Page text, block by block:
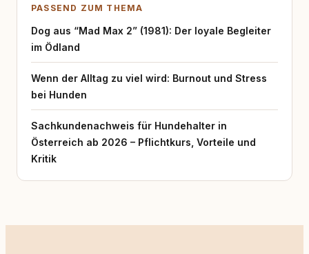
PASSEND ZUM THEMA
Dog aus “Mad Max 2” (1981): Der loyale Begleiter
im Ödland
Wenn der Alltag zu viel wird: Burnout und Stress
bei Hunden
Sachkundenachweis für Hundehalter in
Österreich ab 2026 – Pflichtkurs, Vorteile und
Kritik